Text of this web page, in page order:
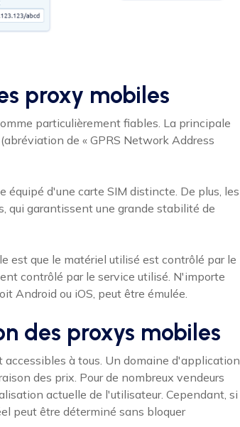
proxy mobiles
particulièrement fiables. La principale
de « GPRS Network Address
équipé d'une carte SIM distincte. De plus, les
qui garantissent une grande stabilité de
est que le matériel utilisé est contrôlé par le
contrôlé par le service utilisé. N'importe
Android ou iOS, peut être émulée.
des proxys mobiles
à tous. Un domaine d'application
des prix. Pour de nombreux vendeurs
actuelle de l'utilisateur. Cependant, si
peut être déterminé sans bloquer